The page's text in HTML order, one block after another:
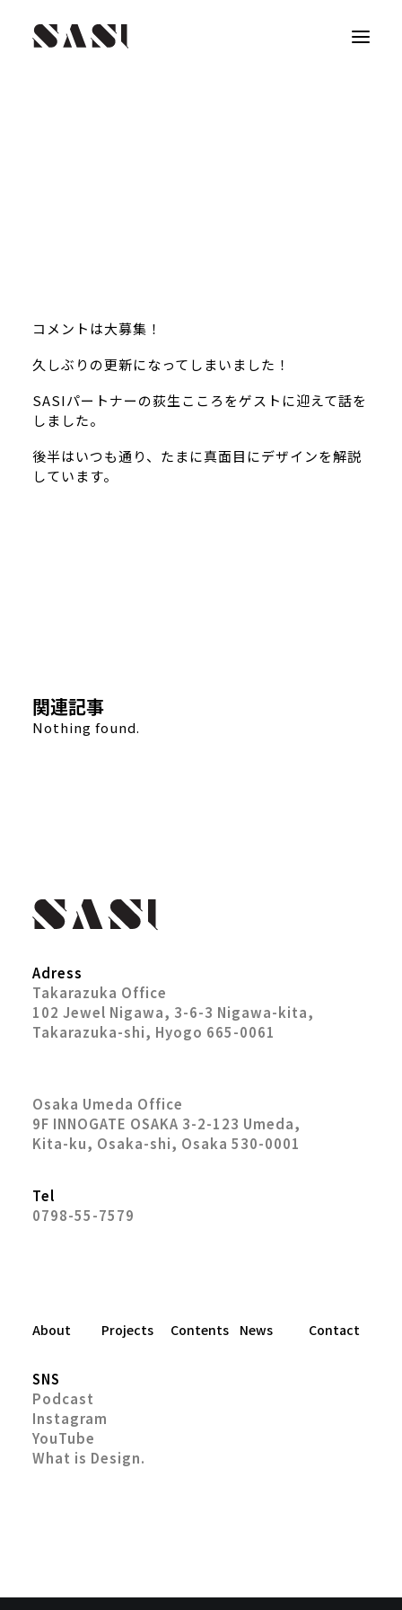
コメントは大募集！⁠
久しぶりの更新になってしまいました！
SASIパートナーの荻生こころをゲストに迎えて話を
しました。
後半はいつも通り、たまに真面目にデザインを解説
しています。
関連記事
Nothing found.
Adress
Takarazuka Office
102 Jewel Nigawa, 3-6-3 Nigawa-kita,
Takarazuka-shi, Hyogo 665-0061
Osaka Umeda Office
9F INNOGATE OSAKA 3-2-123 Umeda,
Kita-ku, Osaka-shi, Osaka 530-0001
Tel
0798-55-7579
About Projects Contents News Contact
SNS
Podcast
Instagram
YouTube
What is Design.